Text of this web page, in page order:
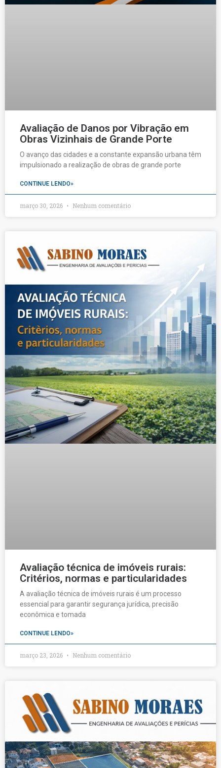
Avaliação de Danos por Vibração em
Obras Vizinhais de Grande Porte
O avanço das cidades e a constante expansão urbana têm
impulsionado a realização de obras de grande porte
CONTINUE LENDO»
março 30, 2026 Nenhum comentário
Avaliação técnica de imóveis rurais:
Critérios, normas e particularidades
A avaliação técnica de imóveis rurais é um processo
essencial para garantir segurança jurídica, precisão
econômica e tomada
CONTINUE LENDO»
março 23, 2026 Nenhum comentário